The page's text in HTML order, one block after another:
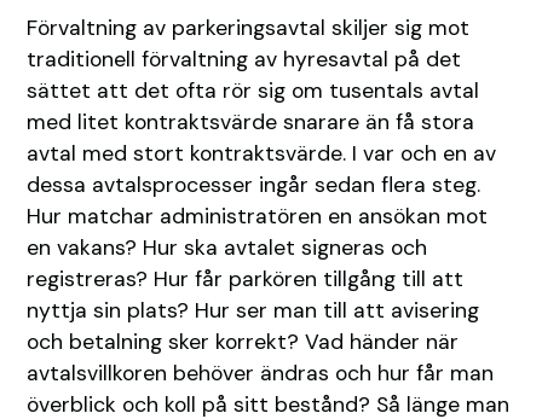
Förvaltning av parkeringsavtal skiljer sig mot
traditionell förvaltning av hyresavtal på det
sättet att det ofta rör sig om tusentals avtal
med litet kontraktsvärde snarare än få stora
avtal med stort kontraktsvärde. I var och en av
dessa avtalsprocesser ingår sedan flera steg.
Hur matchar administratören en ansökan mot
en vakans? Hur ska avtalet signeras och
registreras? Hur får parkören tillgång till att
nyttja sin plats? Hur ser man till att avisering
och betalning sker korrekt? Vad händer när
avtalsvillkoren behöver ändras och hur får man
överblick och koll på sitt bestånd? Så länge man